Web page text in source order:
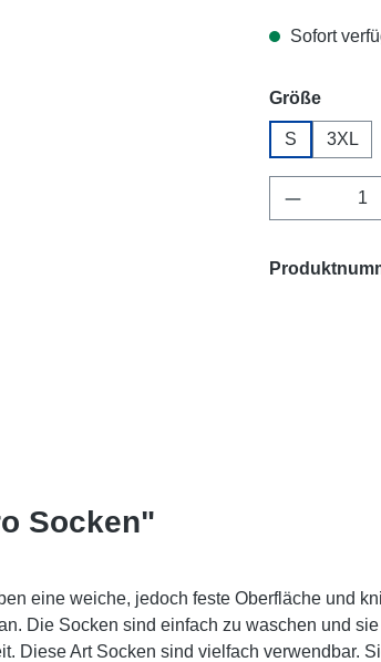
Sofort
Größe
S 3XL
Produkt
Socken"
eine weiche, jedoch feste Oberfläche und
Die Socken sind einfach zu waschen und
Diese Art Socken sind vielfach verwendbar.